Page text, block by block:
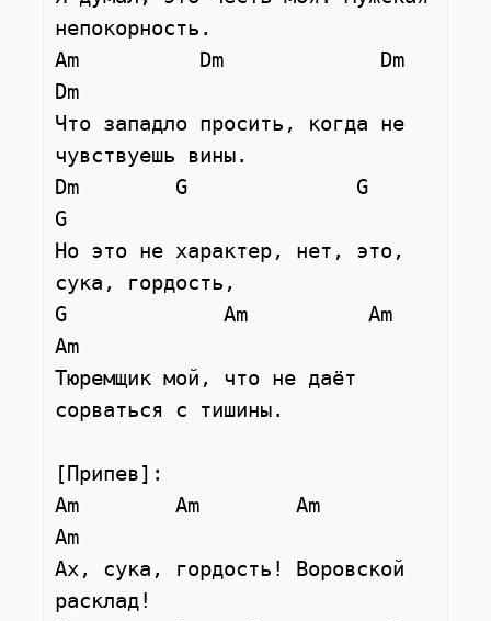
непокорность.
Am          Dm             Dm
Dm
Что западло просить, когда не
чувствуешь вины.
Dm        G              G
G
Но это не характер, нет, это,
сука, гордость,
G             Am          Am
Am
Тюремщик мой, что не даёт
сорваться с тишины.
[Припев]:
Am        Am        Am
Am
Ах, сука, гордость! Воровской
расклад!